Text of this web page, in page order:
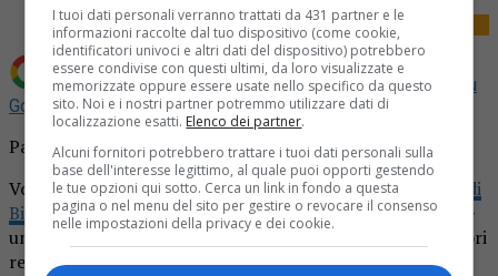
Aggiungi La Provincia di Biella come Fonte preferita su
Google
Paga la spesa, ma nasconde nello zaino i superalcolici
Voleva fare il furbetto l’uomo bloccato ieri all’Esselunga di
Biella con lo zaino pieno di superalcolici. Il protagonista è
un cittadino nativo della Gambia, di 43 anni, residente fuori
regione.
I tuoi dati personali verranno trattati da 431 partner e le
informazioni raccolte dal tuo dispositivo (come cookie,
identificatori univoci e altri dati del dispositivo) potrebbero
essere condivise con questi ultimi, da loro visualizzate e
memorizzate oppure essere usate nello specifico da questo
sito. Noi e i nostri partner potremmo utilizzare dati di
localizzazione esatti. Elenco dei partner.
Alcuni fornitori potrebbero trattare i tuoi dati personali sulla
base dell'interesse legittimo, al quale puoi opporti gestendo
le tue opzioni qui sotto. Cerca un link in fondo a questa
pagina o nel menu del sito per gestire o revocare il consenso
nelle impostazioni della privacy e dei cookie.